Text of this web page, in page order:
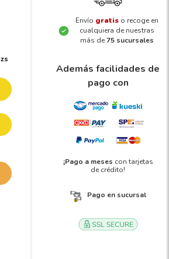
Envío gratis o recoge en
cualquiera de nuestras
más de75 sucursales
Además facilidades de
pago con
¡Pago a meses con tarjetas
de crédito!
Pago en sucursal